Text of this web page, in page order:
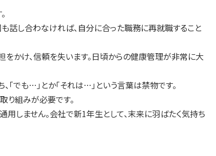
話し合わなければ、自分に合った職務に再就職すること
かけ、信頼を失います。日頃からの健康管理が非常に大
でも…」とか「それは…」という言葉は禁物です。
り組みが必要です。
用しません。会社で新1年生として、末来に羽ばたく気持ち